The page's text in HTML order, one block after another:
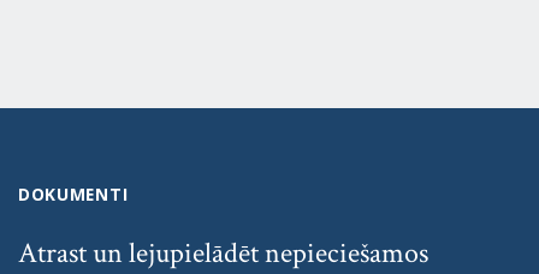
DOKUMENTI
Atrast un lejupielādēt nepieciešamos